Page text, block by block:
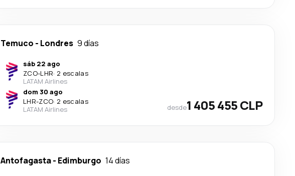
Temuco - Londres 9 días
sáb 22 ago
ZCO-LHR· 2 escalas
LATAM Airlines
dom 30 ago
LHR-ZCO· 2 escalas
LATAM Airlines
desde1 405 455 CLP
Antofagasta- Edimburgo 14 días